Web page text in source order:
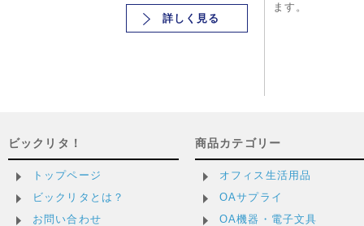
詳しく見る
ます。
ビックリタ！
トップページ
ビックリタとは？
お問い合わせ
商品カテゴリー
オフィス生活用品
OAサプライ
OA機器・電子文具